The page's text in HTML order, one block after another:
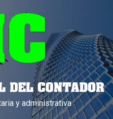
y administrativa